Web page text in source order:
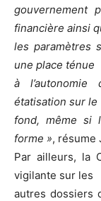
gouvernement
financière ainsi
les paramètres
une place ténue
à l’autonomie
étatisation sur le
fond, même si
forme », résume
Par ailleurs, la
vigilante sur les
autres dossiers